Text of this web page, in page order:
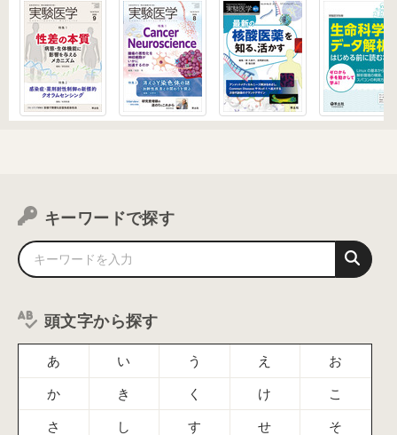
キーワードで探す
頭文字から探す
あ い う え お
か き く け こ
さ し す せ そ